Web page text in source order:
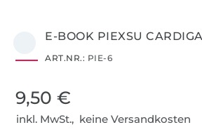
E-BOOK PIEXSU
ART.NR.: PIE-6
9,50 €
inkl. MwSt., keine Versandkosten